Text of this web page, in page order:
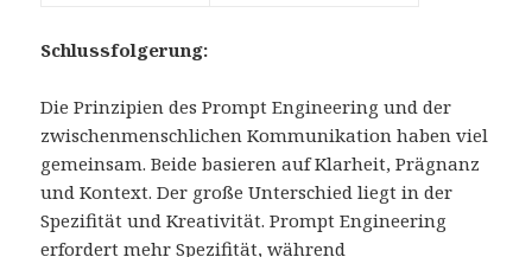
Schlussfolgerung:
Die Prinzipien des Prompt Engineering und der
zwischenmenschlichen Kommunikation haben viel
gemeinsam. Beide basieren auf Klarheit, Prägnanz
und Kontext. Der große Unterschied liegt in der
Spezifität und Kreativität. Prompt Engineering
erfordert mehr Spezifität, während